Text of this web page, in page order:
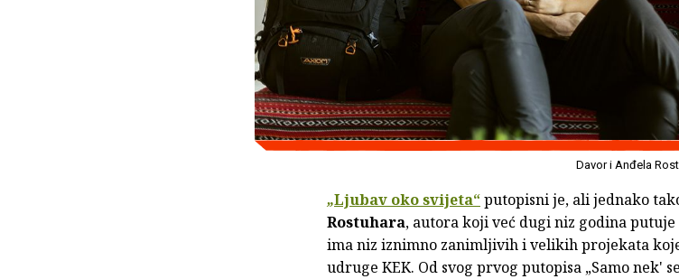
Davor i Anđela
„Ljubav oko svijeta“putopisni je, ali jednako
Rostuhara, autora koji već dugi niz godina
ima niz iznimno zanimljivih i velikih projekata
udruge KEK. Od svog prvog putopisa „Samo nek'